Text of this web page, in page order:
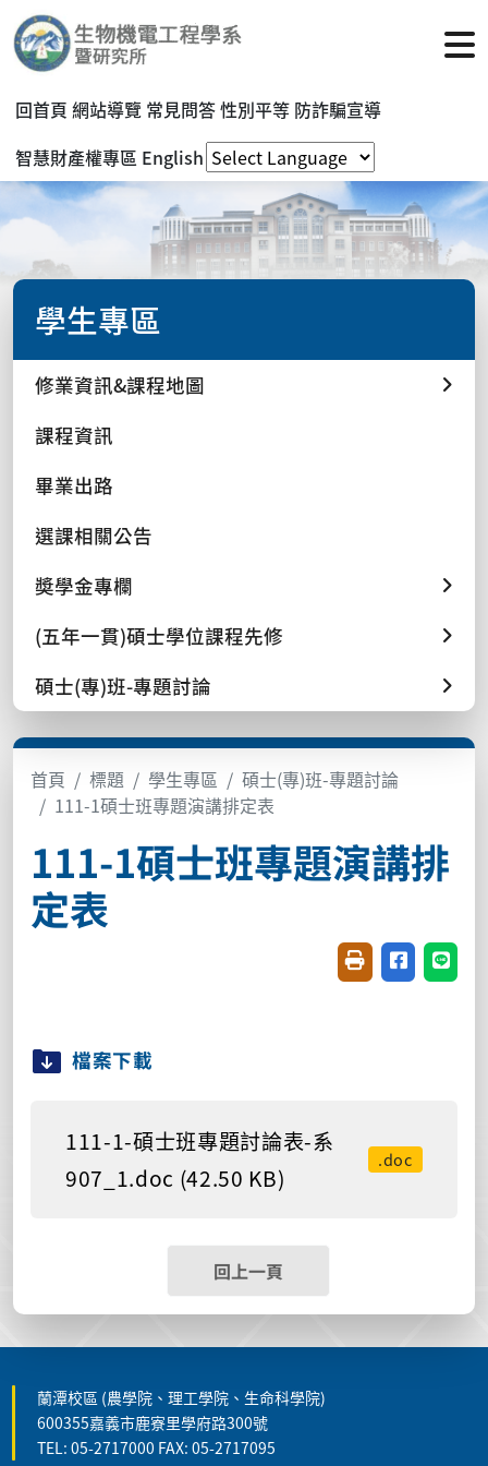
回首頁 網站導覽 常見問答性別平等 防詐騙宣導
智慧財產權專區 English
學生專區
修業資訊&課程地圖
課程資訊
畢業出路
選課相關公告
奬學金專欄
(五年一貫)碩士學位課程先修
碩士(專)班-專題討論
首頁 標題 學生專區
碩士(專)班-專題討論
111-1碩士班專題演講排定表
111-1碩士班專題演講排
定表
友善列印(開新視
分享至臉書
分享
檔案下載
111-1-碩士班專題討論表-系
907_1.doc (42.50 KB)
.doc
回上一頁
蘭潭校區 (農學院、理工學院、生命科學院)
600355嘉義市鹿寮里學府路300號
TEL: 05-2717000 FAX: 05-2717095